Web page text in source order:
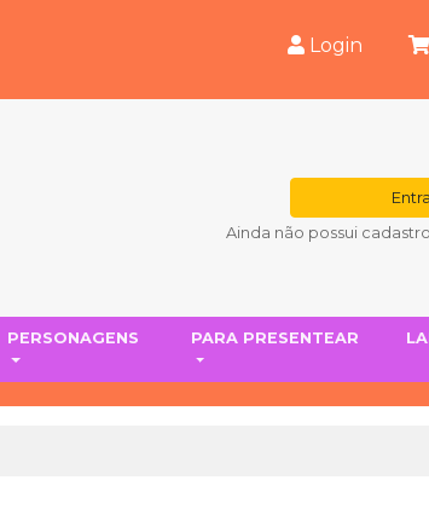
Login
Ainda não possui
PERSONAGENS PARA PRESENTEAR